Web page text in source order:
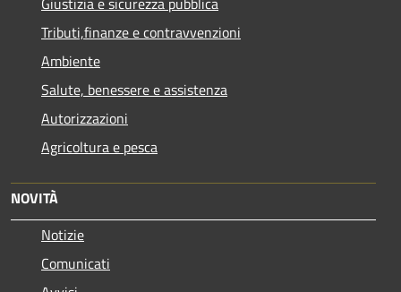
Tributi,finanze e contravvenzioni
Ambiente
Salute, benessere e assistenza
Autorizzazioni
Agricoltura e pesca
NOVITÀ
Notizie
Comunicati